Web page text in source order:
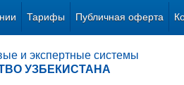
Тарифы Публичная оферта
и экспертные системы
УЗБЕКИСТАНА